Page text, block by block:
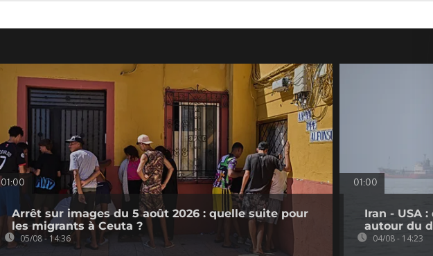
01:00
Arrêt sur images du 5 août 2026 : quelle suite pour
les migrants à Ceuta ?
05/08 - 14:36
01:00
Iran - USA
autour du
04/08 - 14:23